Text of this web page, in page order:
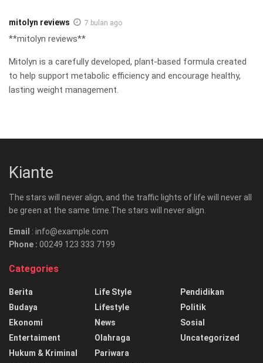
mitolyn reviews 7 bulan ago
**mitolyn reviews**
Mitolyn is a carefully developed, plant-based formula created
to help support metabolic efficiency and encourage healthy,
lasting weight management.
Kiante
The stars will never align, and the traffic lights of life will never all
be green at the same time.The stars will never align.
Email : info@example.com
Phone : 00249 123 333 7199
Categories
Berita
Budaya
Ekonomi
Entertaiment
Hukum & Kriminal
Life Style
Lifestyle
News
Olahraga
Pariwara
Pendidikan
Politik
Sosial
Uncategorized